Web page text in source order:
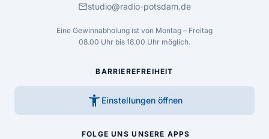
mailstudio@radio-potsdam.de
Eine Gewinnabholung ist von Montag – Freitag
08.00 Uhr bis 18.00 Uhr möglich.
BARRIEREFREIHEIT
accessibility_new Einstellungen öffnen
FOLGE UNS UNSERE APPS